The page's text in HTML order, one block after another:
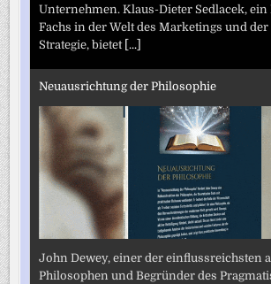
Unternehmen. Klaus-Dieter Sedlacek, ein
Fachs in der Welt des Marketings und
Strategie, bietet [...]
Neuausrichtung der Philosophie
John Dewey, einer der einflussreichsten
Philosophen und Begründer des